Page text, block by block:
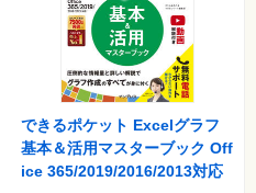
できるポケット Excelグラフ
基本＆活用マスターブック Off
ice 365/2019/2016/2013対応